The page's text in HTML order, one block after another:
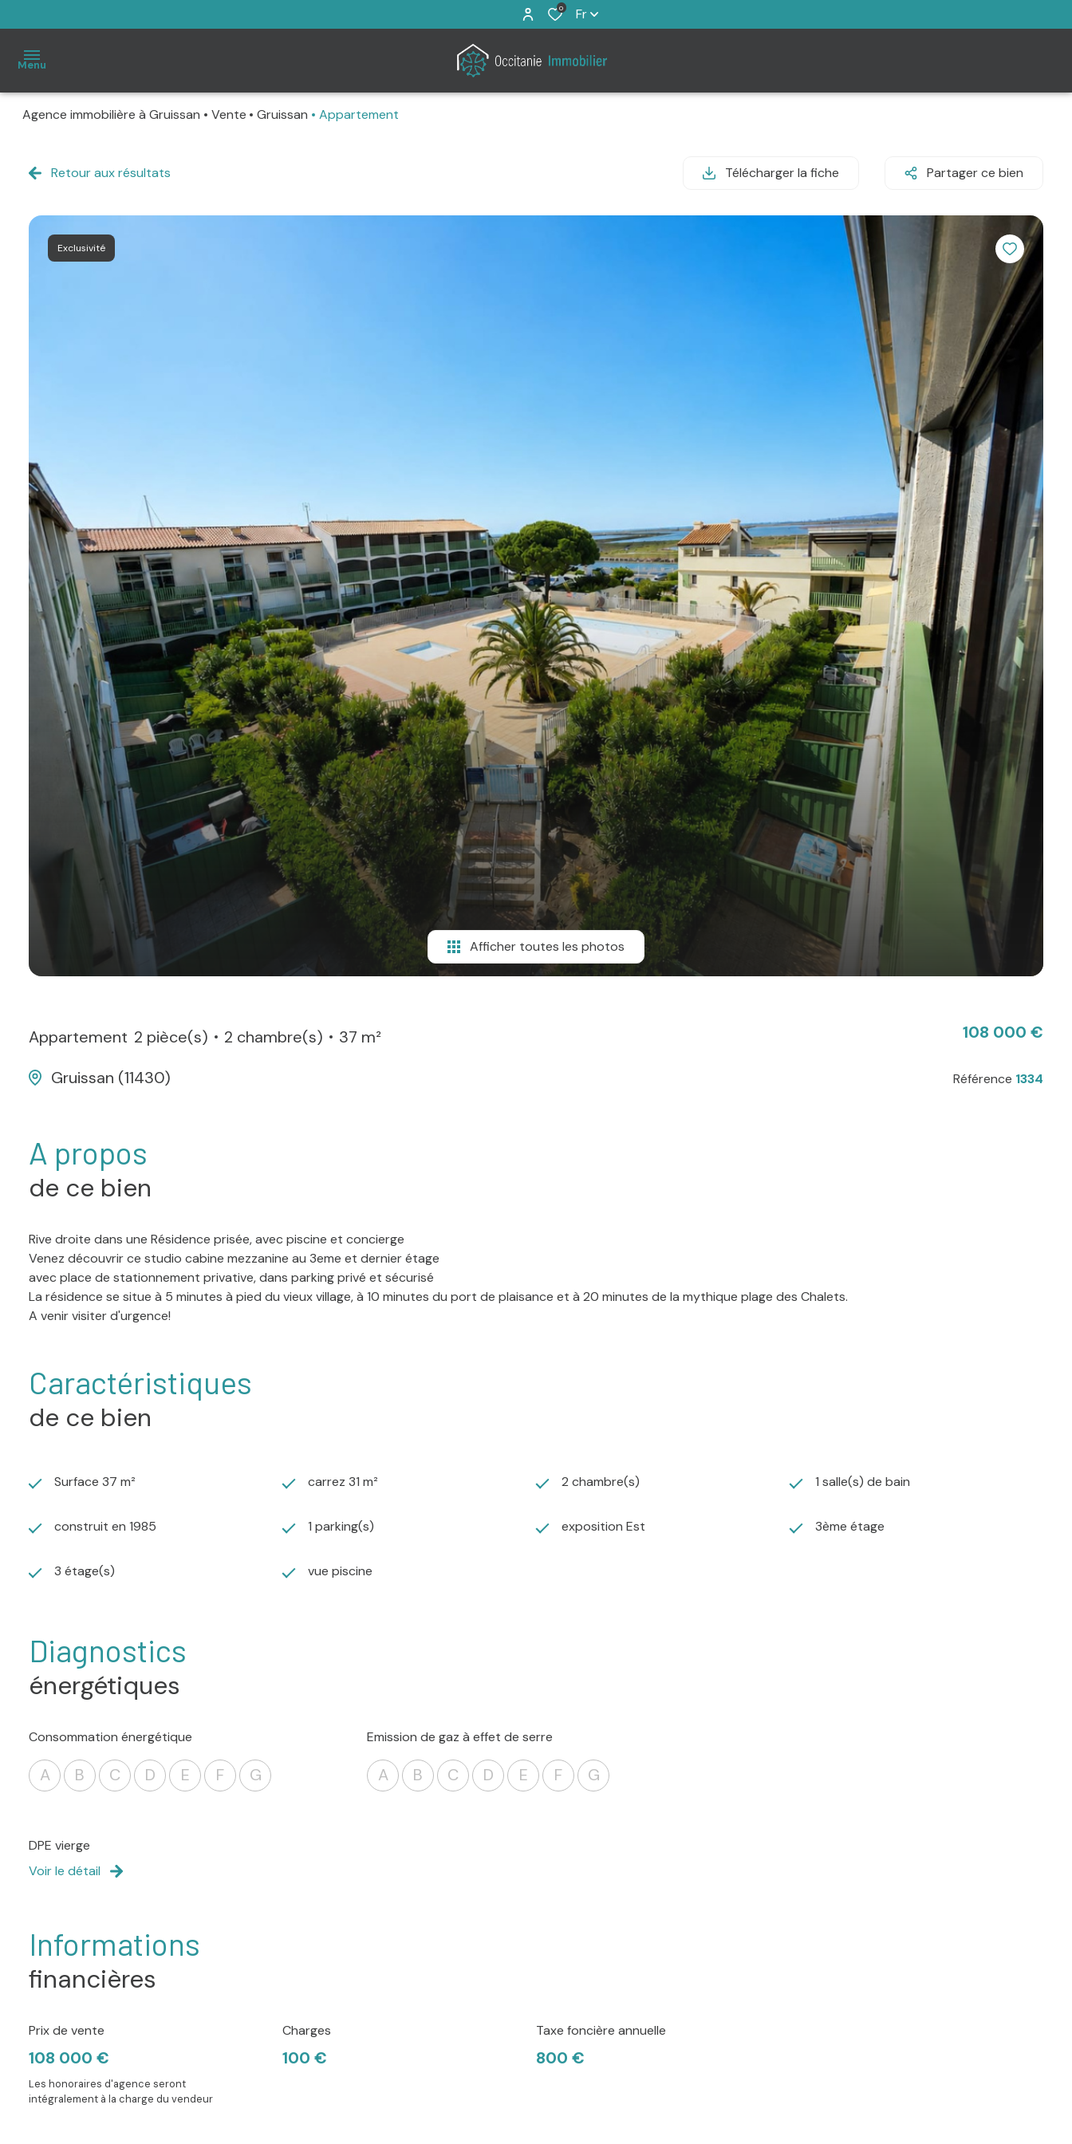
0 Fr
Menu
À
Immo
Agence immobilière à Gruissan Vente Gruissan Appartement
Retour aux résultats Télécharger la fiche Partager ce bien
Exclusivité
Afficher toutes les photos
Appartement 2 pièce(s) 2 chambre(s)
37 m²
Gruissan (11430)
108 000 €
Référence 1334
A propos
de ce bien
Rive droite dans une Résidence prisée, avec piscine et concierge
Venez découvrir ce studio cabine mezzanine au 3eme et dernier étage
avec place de stationnement privative, dans parking privé et sécurisé
La résidence se situe à 5 minutes à pied du vieux village, à 10 minutes du port de plaisance et à 20 minutes de la mythique plage des Chalets.
A venir visiter d'urgence!
Caractéristiques
de ce bien
Surface 37 m² carrez 31 m² 2 chambre(s) 1 salle(s) de bain
construit en 1985 1 parking(s) exposition Est 3ème étage
3 étage(s) vue piscine
Diagnostics
énergétiques
Consommation énergétique
A B C D E F G
Emission de gaz à effet de serre
A B C D E F G
DPE vierge
Voir le détail
Informations
financières
Prix de vente
108 000 €
Les honoraires d'agence seront
intégralement à la charge du vendeur
Charges
100 €
Taxe foncière annuelle
800 €